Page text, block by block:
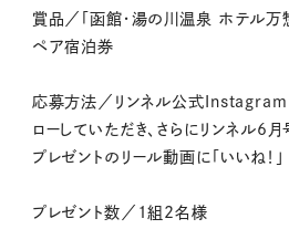
賞品／「函館・湯の川温泉 ホテル万
ペア宿泊券
応募方法／リンネル公式Instagram
ローしていただき、さらにリンネル6
プレゼントのリール動画に「いいね！
プレゼント数／1組2名様